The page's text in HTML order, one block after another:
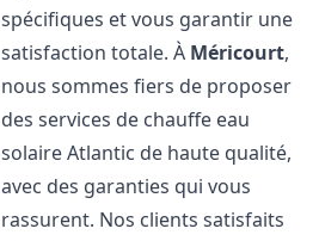
spécifiques et vous garantir une
satisfaction totale. À Méricourt,
nous sommes fiers de proposer
des services de chauffe eau
solaire Atlantic de haute qualité,
avec des garanties qui vous
rassurent. Nos clients satisfaits